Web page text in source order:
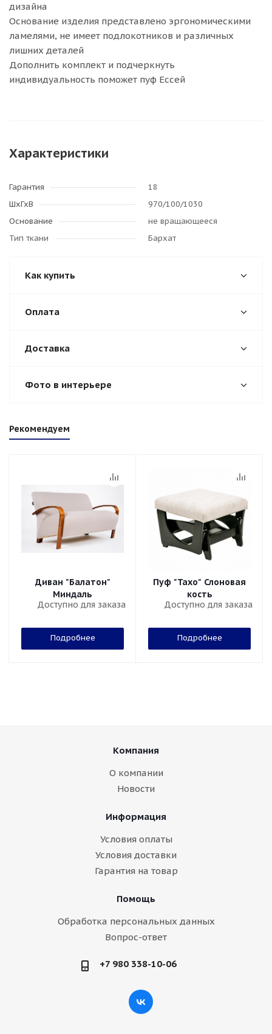
дизайна
Основание изделия представлено эргономическими
ламелями, не имеет подлокотников и различных
лишних деталей
Дополнить комплект и подчеркнуть
индивидуальность поможет пуф Ессей
Характеристики
Гарантия
18
ШхГхВ
970/100/1030
Основание
не вращающееся
Тип ткани
Бархат
Как купить
Оплата
Доставка
Фото в интерьере
Рекомендуем
Диван "Балатон"
Миндаль
Доступно для заказа
Подробнее
Пуф "Тахо" Слоновая
кость
Доступно для заказа
Подробнее
Компания
О компании
Новости
Информация
Условия оплаты
Условия доставки
Гарантия на товар
Помощь
Обработка персональных данных
Вопрос-ответ
+7 980 338-10-06